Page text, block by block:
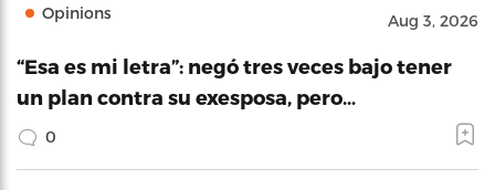
Opinions Aug 3, 2026
“Esa es mi letra”: negó tres veces bajo tener
un plan contra su exesposa, pero…
0